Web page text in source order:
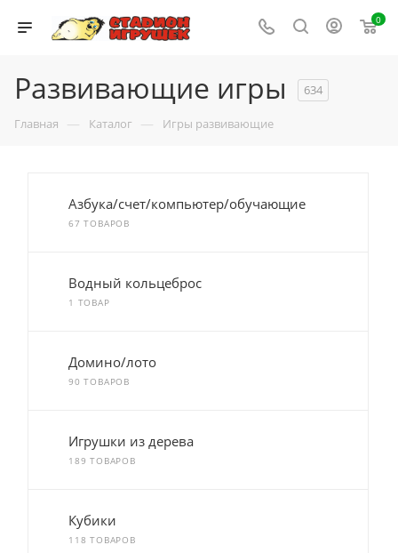
0
Развивающие игры 634
Главная — Каталог — Игры развивающие
Азбука/счет/компьютер/обучающие
67 ТОВАРОВ
Водный кольцеброс
1 ТОВАР
Домино/лото
90 ТОВАРОВ
Игрушки из дерева
189 ТОВАРОВ
Кубики
118 ТОВАРОВ